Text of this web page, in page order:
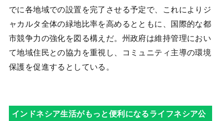
でに各地域での設置を完了させる予定で、これによりジ
ャカルタ全体の緑地比率を高めるとともに、国際的な都
市競争力の強化を図る構えだ。州政府は維持管理におい
て地域住民との協力を重視し、コミュニティ主導の環境
保護を促進するとしている。